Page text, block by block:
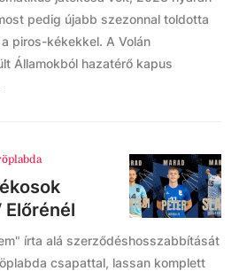
pedig újabb szezonnal toldotta
piros-kékekkel. A Volán
Államokból hazatérő kapus
Előrénél
írta alá szerződéshosszabbítását
csapattal, lassan komplett